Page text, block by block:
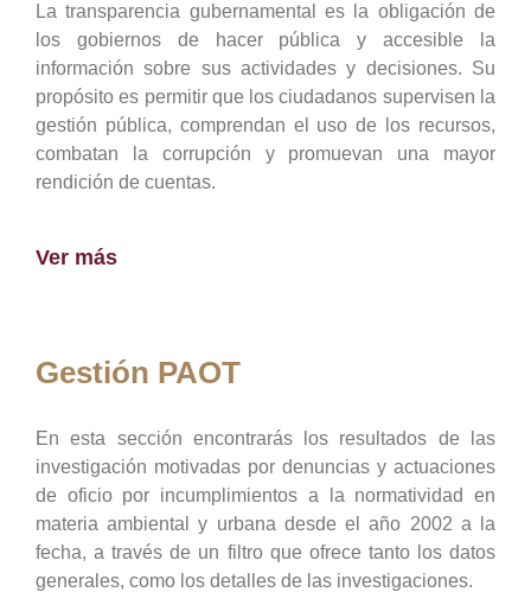
La transparencia gubernamental es la obligación de
los gobiernos de hacer pública y accesible la
información sobre sus actividades y decisiones. Su
propósito es permitir que los ciudadanos supervisen la
gestión pública, comprendan el uso de los recursos,
combatan la corrupción y promuevan una mayor
rendición de cuentas.
Ver más
Gestión PAOT
En esta sección encontrarás los resultados de las
investigación motivadas por denuncias y actuaciones
de oficio por incumplimientos a la normatividad en
materia ambiental y urbana desde el año 2002 a la
fecha, a través de un filtro que ofrece tanto los datos
generales, como los detalles de las investigaciones.